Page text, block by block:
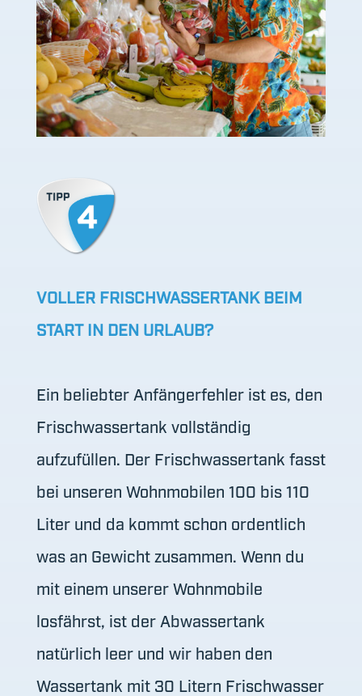
VOLLER FRISCHWASSERTANK BEIM
START IN DEN URLAUB?
Ein beliebter Anfängerfehler ist es, den
Frischwassertank vollständig
aufzufüllen. Der Frischwassertank fasst
bei unseren Wohnmobilen 100 bis 110
Liter und da kommt schon ordentlich
was an Gewicht zusammen. Wenn du
mit einem unserer Wohnmobile
losfährst, ist der Abwassertank
natürlich leer und wir haben den
Wassertank mit 30 Litern Frischwasser